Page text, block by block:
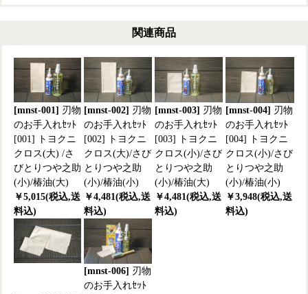
関連商品
[mnst-001] 刃物
のお手入れｾｯﾄ
[001] トヨクニ
クロス(大) /さ
びとりつや之助
(小)/椿油(大)
￥5,015(税込,送
料込)
[mnst-002] 刃物
のお手入れｾｯﾄ
[002] トヨクニ
クロス(大)/さび
とりつや之助
(小)/椿油(小)
￥4,481(税込,送
料込)
[mnst-003] 刃物
のお手入れｾｯﾄ
[003] トヨクニ
クロス(小)/さび
とりつや之助
(小)/椿油(大)
￥4,481(税込,送
料込)
[mnst-004] 刃物
のお手入れｾｯﾄ
[004] トヨクニ
クロス(小)/さび
とりつや之助
(小)/椿油(小)
￥3,948(税込,送
料込)
[mnst-006] 刃物
のお手入れｾｯﾄ